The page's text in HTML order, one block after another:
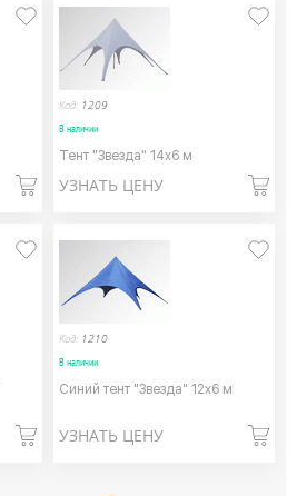
Код: 1209
В наличии
Тент "Звезда" 14х6 м
УЗНАТЬ ЦЕНУ
Код: 1210
В наличии
Синий тент "Звезда" 12х6 м
УЗНАТЬ ЦЕНУ